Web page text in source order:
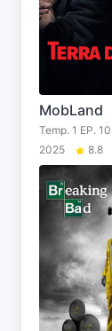
MobLand
Temp. 1 EP. 10
2025
8.8